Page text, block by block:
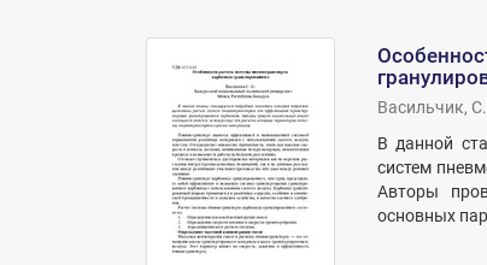
Васильчик,
В данной
систем
Авторы
основных